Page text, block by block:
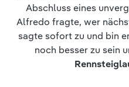
Abschluss eines
Alfredo fragte, wer
sagte sofort zu und bin
noch besser zu sein